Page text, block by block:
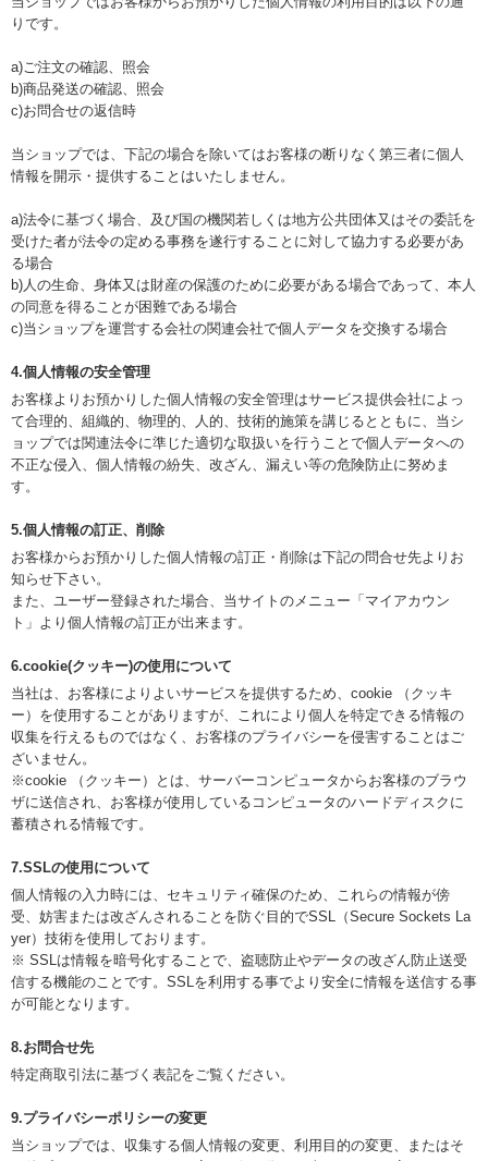
りです。
a)ご注文の確認、照会
b)商品発送の確認、照会
c)お問合せの返信時
当ショップでは、下記の場合を除いてはお客様の断りなく第三者に個人
情報を開示・提供することはいたしません。
a)法令に基づく場合、及び国の機関若しくは地方公共団体又はその委託を
受けた者が法令の定める事務を遂行することに対して協力する必要があ
る場合
b)人の生命、身体又は財産の保護のために必要がある場合であって、本人
の同意を得ることが困難である場合
c)当ショップを運営する会社の関連会社で個人データを交換する場合
4.個人情報の安全管理
お客様よりお預かりした個人情報の安全管理はサービス提供会社によっ
て合理的、組織的、物理的、人的、技術的施策を講じるとともに、当シ
ョップでは関連法令に準じた適切な取扱いを行うことで個人データへの
不正な侵入、個人情報の紛失、改ざん、漏えい等の危険防止に努めま
す。
5.個人情報の訂正、削除
お客様からお預かりした個人情報の訂正・削除は下記の問合せ先よりお
知らせ下さい。
また、ユーザー登録された場合、当サイトのメニュー「マイアカウン
ト」より個人情報の訂正が出来ます。
6.cookie(クッキー)の使用について
当社は、お客様によりよいサービスを提供するため、cookie （クッキ
ー）を使用することがありますが、これにより個人を特定できる情報の
収集を行えるものではなく、お客様のプライバシーを侵害することはご
ざいません。
※cookie （クッキー）とは、サーバーコンピュータからお客様のブラウ
ザに送信され、お客様が使用しているコンピュータのハードディスクに
蓄積される情報です。
7.SSLの使用について
個人情報の入力時には、セキュリティ確保のため、これらの情報が傍
受、妨害または改ざんされることを防ぐ目的でSSL（Secure Sockets La
yer）技術を使用しております。
※ SSLは情報を暗号化することで、盗聴防止やデータの改ざん防止送受
信する機能のことです。SSLを利用する事でより安全に情報を送信する事
が可能となります。
8.お問合せ先
特定商取引法に基づく表記をご覧ください。
9.プライバシーポリシーの変更
当ショップでは、収集する個人情報の変更、利用目的の変更、またはそ